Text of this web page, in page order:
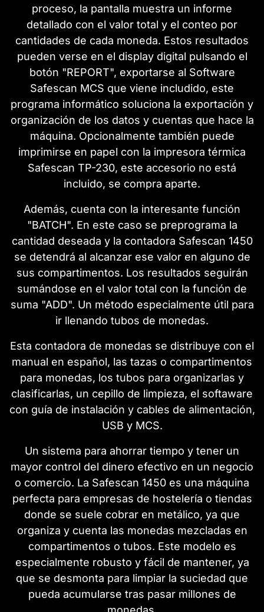
proceso, la pantalla muestra un informe
detallado con el valor total y el conteo por
cantidades de cada moneda. Estos resultados
pueden verse en el display digital pulsando el
botón "REPORT", exportarse al Software
Safescan MCS que viene includido, este
programa informático soluciona la exportación y
organización de los datos y cuentas que hace la
máquina. Opcionalmente también puede
imprimirse en papel con la impresora térmica
Safescan TP-230, este accesorio no está
incluido, se compra aparte.
Además, cuenta con la interesante función
"BATCH". En este caso se preprograma la
cantidad deseada y la contadora Safescan 1450
se detendrá al alcanzar ese valor en alguno de
sus compartimentos. Los resultados seguirán
sumándose en el valor total con la función de
suma "ADD". Un método especialmente útil para
ir llenando tubos de monedas.
Esta contadora de monedas se distribuye con el
manual en español, las tazas o compartimentos
para monedas, los tubos para organizarlas y
clasificarlas, un cepillo de limpieza, el softaware
con guía de instalación y cables de alimentación,
USB y MCS.
Un sistema para ahorrar tiempo y tener un
mayor control del dinero efectivo en un negocio
o comercio. La Safescan 1450 es una máquina
perfecta para empresas de hostelería o tiendas
donde se suele cobrar en metálico, ya que
organiza y cuenta las monedas mezcladas en
compartimentos o tubos. Este modelo es
especialmente robusto y fácil de mantener, ya
que se desmonta para limpiar la suciedad que
pueda acumularse tras pasar millones de